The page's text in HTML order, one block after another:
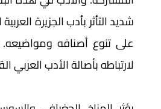
العدد الثامن عشر العدد التاسع عشر
العدد الثالث والعشرون العدد
لارتباطه بأصالة الأدب